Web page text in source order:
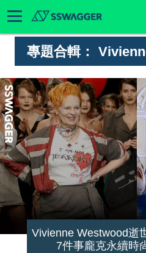
專題合輯：
Vivienne Westwood逝
7件事龐克永續時